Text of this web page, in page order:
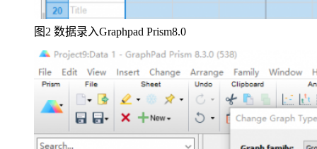
图2 数据录入Graphpad Prism8.0